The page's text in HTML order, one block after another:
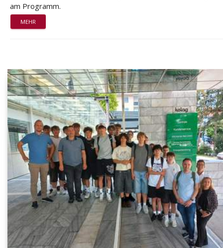
am Programm.
MEHR